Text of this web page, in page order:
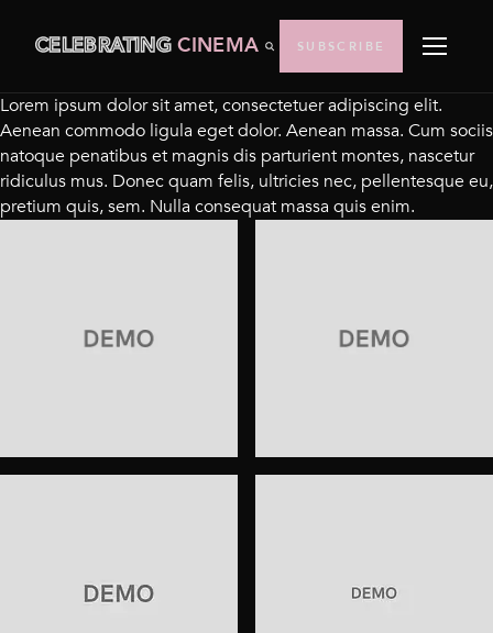
CELEBRATINGCINEMA SUBSCRIBE
Lorem ipsum dolor sit amet, consectetuer adipiscing elit.
Aenean commodo ligula eget dolor. Aenean massa. Cum sociis
natoque penatibus et magnis dis parturient montes, nascetur
ridiculus mus. Donec quam felis, ultricies nec, pellentesque eu,
pretium quis, sem. Nulla consequat massa quis enim.